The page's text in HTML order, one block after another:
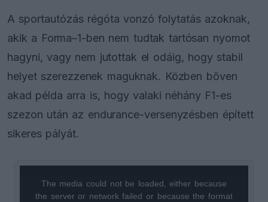
A sportautózás régóta vonzó folytatás azoknak,
akik a Forma–1-ben nem tudtak tartósan nyomot
hagyni, vagy nem jutottak el odáig, hogy stabil
helyet szerezzenek maguknak. Közben bőven
akad példa arra is, hogy valaki néhány F1-es
szezon után az endurance-versenyzésben épített
sikeres pályát.
The media could not be loaded, either because
the server or network failed or because the format